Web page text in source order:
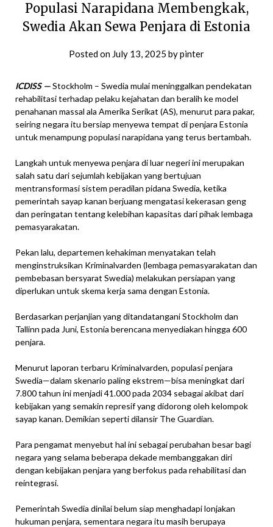
Populasi Narapidana Membengkak,
Swedia Akan Sewa Penjara di Estonia
Posted on July 13, 2025 bypinter
ICDISS —Stockholm – Swedia mulai meninggalkan pendekatan
rehabilitasi terhadap pelaku kejahatan dan beralih ke model
penahanan massal ala Amerika Serikat (AS), menurut para pakar,
seiring negara itu bersiap menyewa tempat di penjara Estonia
untuk menampung populasi narapidana yang terus bertambah.
Langkah untuk menyewa penjara di luar negeri ini merupakan
salah satu dari sejumlah kebijakan yang bertujuan
mentransformasi sistem peradilan pidana Swedia, ketika
pemerintah sayap kanan berjuang mengatasi kekerasan geng
dan peringatan tentang kelebihan kapasitas dari pihak lembaga
pemasyarakatan.
Pekan lalu, departemen kehakiman menyatakan telah
menginstruksikan Kriminalvarden (lembaga pemasyarakatan dan
pembebasan bersyarat Swedia) melakukan persiapan yang
diperlukan untuk skema kerja sama dengan Estonia.
Berdasarkan perjanjian yang ditandatangani Stockholm dan
Tallinn pada Juni, Estonia berencana menyediakan hingga 600
penjara.
Menurut laporan terbaru Kriminalvarden, populasi penjara
Swedia—dalam skenario paling ekstrem—bisa meningkat dari
7.800 tahun ini menjadi 41.000 pada 2034 sebagai akibat dari
kebijakan yang semakin represif yang didorong oleh kelompok
sayap kanan. Demikian seperti dilansir The Guardian.
Para pengamat menyebut hal ini sebagai perubahan besar bagi
negara yang selama beberapa dekade membanggakan diri
dengan kebijakan penjara yang berfokus pada rehabilitasi dan
reintegrasi.
Pemerintah Swedia dinilai belum siap menghadapi lonjakan
hukuman penjara, sementara negara itu masih berupaya